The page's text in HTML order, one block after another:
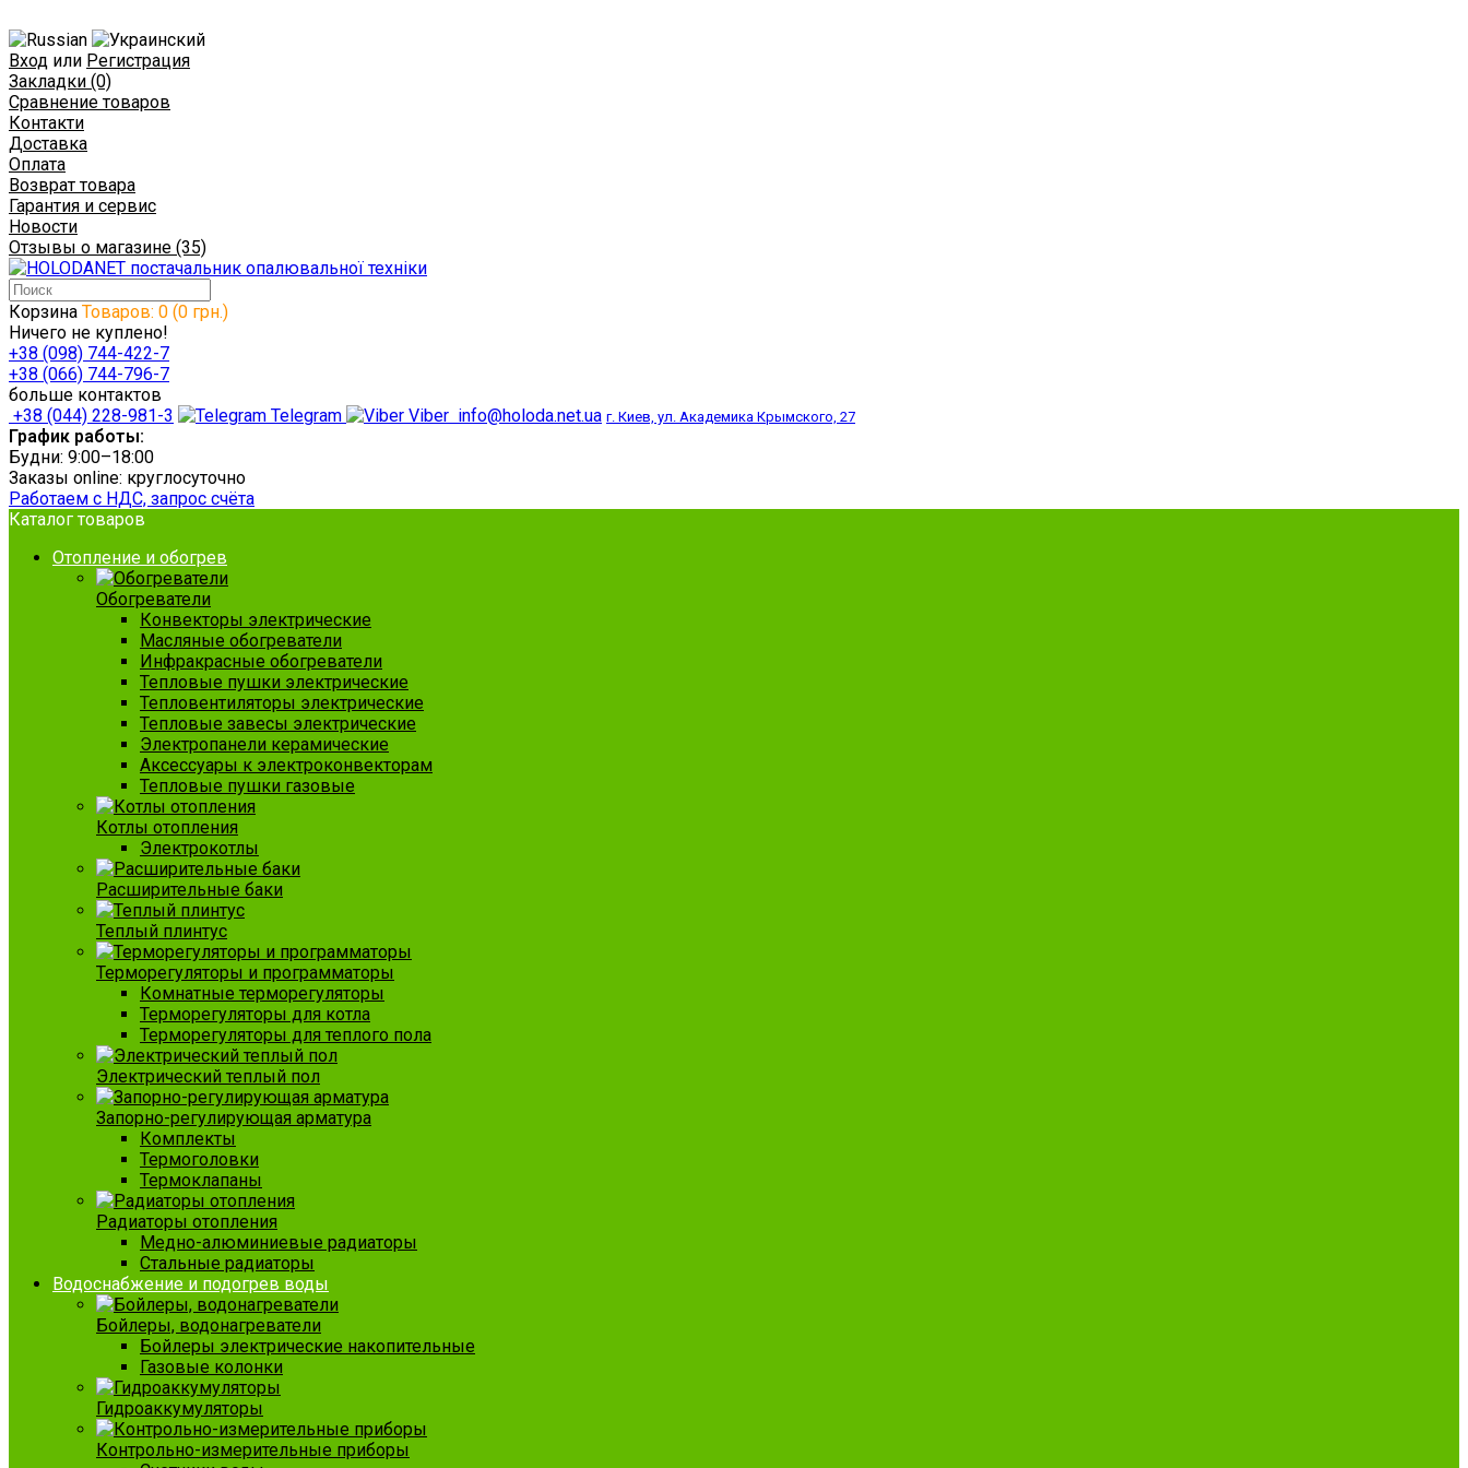
Вход или Регистрация
Закладки (0)
Сравнение товаров
Контакти
Доставка
Оплата
Возврат товара
Гарантия и сервис
Новости
Отзывы о магазине (35)
Корзина Товаров: 0 (0 грн.)
Ничего не куплено!
+38 (098) 744-422-7
+38 (066) 744-796-7
больше контактов
+38 (044) 228-981-3
Telegram Viber info@holoda.net.ua г. Киев, ул. Академика Крымского, 27
График работы:
Будни: 9:00–18:00
Заказы online: круглосуточно
Работаем с НДС, запрос счёта
Каталог товаров
Отопление и обогрев
Обогреватели
Конвекторы электрические
Масляные обогреватели
Инфракрасные обогреватели
Тепловые пушки электрические
Тепловентиляторы электрические
Тепловые завесы электрические
Электропанели керамические
Аксессуары к электроконвекторам
Тепловые пушки газовые
Котлы отопления
Электрокотлы
Расширительные баки
Теплый плинтус
Терморегуляторы и программаторы
Комнатные терморегуляторы
Терморегуляторы для котла
Терморегуляторы для теплого пола
Электрический теплый пол
Запорно-регулирующая арматура
Комплекты
Термоголовки
Термоклапаны
Радиаторы отопления
Медно-алюминиевые радиаторы
Стальные радиаторы
Водоснабжение и подогрев воды
Бойлеры, водонагреватели
Бойлеры электрические накопительные
Газовые колонки
Гидроаккумуляторы
Контрольно-измерительные приборы